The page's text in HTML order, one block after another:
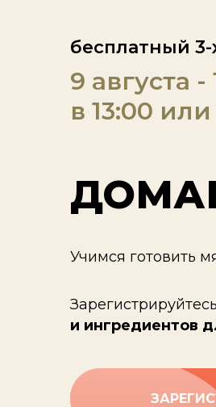
бесплатный
9 августа -
в 13:00
Учимся готовить
и ингредиентов